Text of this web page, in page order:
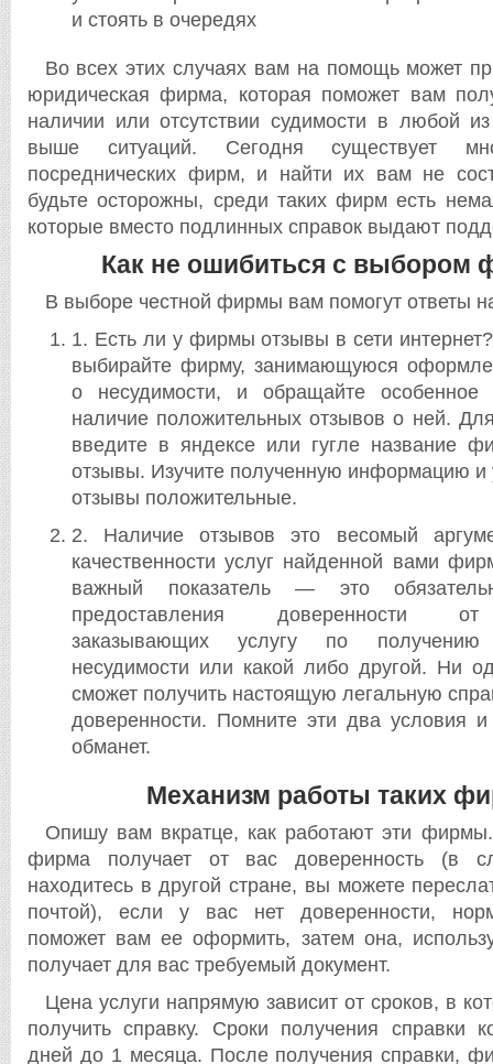
и стоять в очередях
Во всех этих случаях вам на помощь может
юридическая фирма, которая поможет вам
наличии или отсутствии судимости в любой
выше ситуаций. Сегодня существует
посреднических фирм, и найти их вам не
будьте осторожны, среди таких фирм есть
которые вместо подлинных справок выдают
Как не ошибиться с выбором
В выборе честной фирмы вам помогут ответы
1. Есть ли у фирмы отзывы в сети
выбирайте фирму, занимающуюся
о несудимости, и обращайте особенное
наличие положительных отзывов о ней.
введите в яндексе или гугле название
отзывы. Изучите полученную информацию и
отзывы положительные.
2. Наличие отзывов это весомый
качественности услуг найденной вами
важный показатель — это
предоставления доверенности
заказывающих услугу по
несудимости или какой либо другой. Ни
сможет получить настоящую легальную
доверенности. Помните эти два условия
обманет.
Механизм работы таких
Опишу вам вкратце, как работают эти
фирма получает от вас доверенность (в
находитесь в другой стране, вы можете
почтой), если у вас нет доверенности,
поможет вам ее оформить, затем она,
получает для вас требуемый документ.
Цена услуги напрямую зависит от сроков, в
получить справку. Сроки получения справки
дней до 1 месяца. После получения справки,